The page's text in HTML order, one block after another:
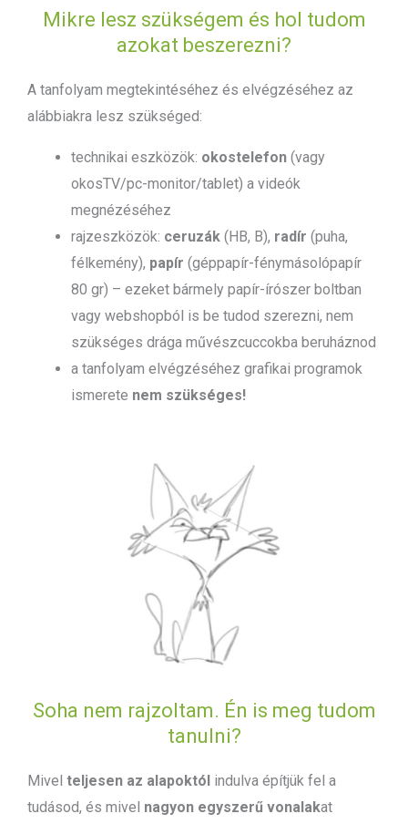
Mikre lesz szükségem és hol tudom
azokat beszerezni?
A tanfolyam megtekintéséhez és elvégzéséhez az
alábbiakra lesz szükséged:
technikai eszközök: okostelefon (vagy
okosTV/pc-monitor/tablet) a videók
megnézéséhez
rajzeszközök: ceruzák (HB, B), radír (puha,
félkemény), papír (géppapír-fénymásolópapír
80 gr) – ezeket bármely papír-írószer boltban
vagy webshopból is be tudod szerezni, nem
szükséges drága művészcuccokba beruháznod
a tanfolyam elvégzéséhez grafikai programok
ismerete nem szükséges!
Soha nem rajzoltam. Én is meg tudom
tanulni?
Mivel teljesen az alapoktól indulva építjük fel a
tudásod, és mivel nagyon egyszerű vonalakat